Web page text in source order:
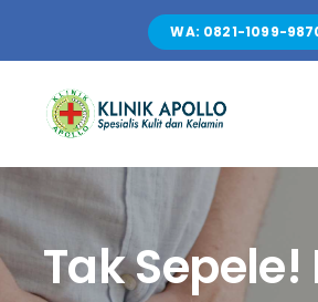
content
WA: 0821-1099-
TENTANG KAMI
LAYANAN
Tak Sepele!